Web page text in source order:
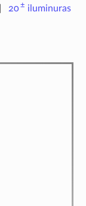
20± iluminuras